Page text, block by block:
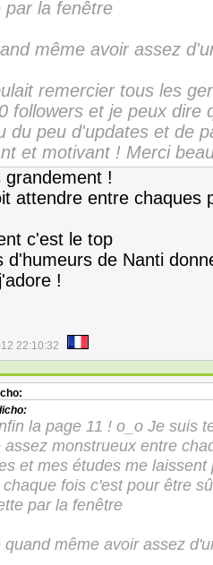
par la fenêtre
même avoir assez
remercier tous les
followers et je peux dire
du peu d'updates et de
et motivant ! Merci
!
attendre entre chaques
c'est le top
d'humeurs de Nanti
!
22:10:32
la page 11 ! o_o Je suis
assez monstrueux entre
et mes études me
fois c'est pour être
par la fenêtre
quand même avoir assez